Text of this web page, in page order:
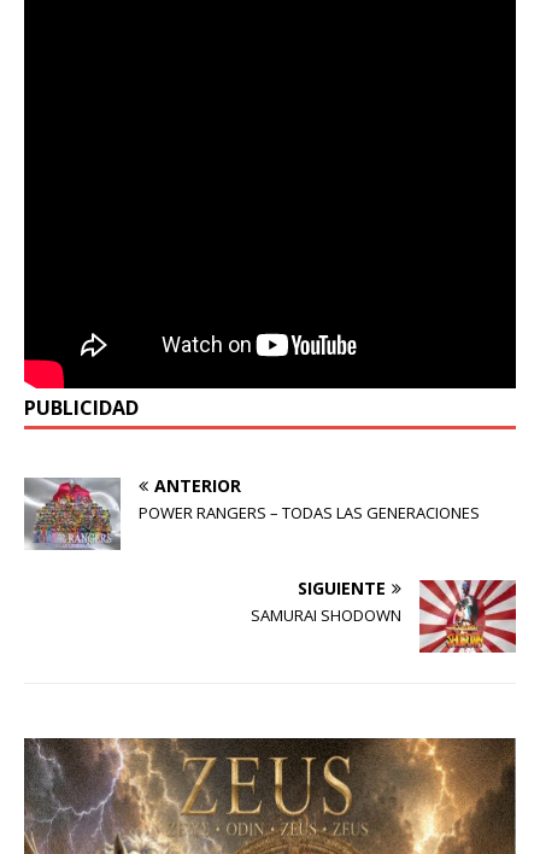
PUBLICIDAD
ANTERIOR
POWER RANGERS – TODAS LAS GENERACIONES
SIGUIENTE
SAMURAI SHODOWN